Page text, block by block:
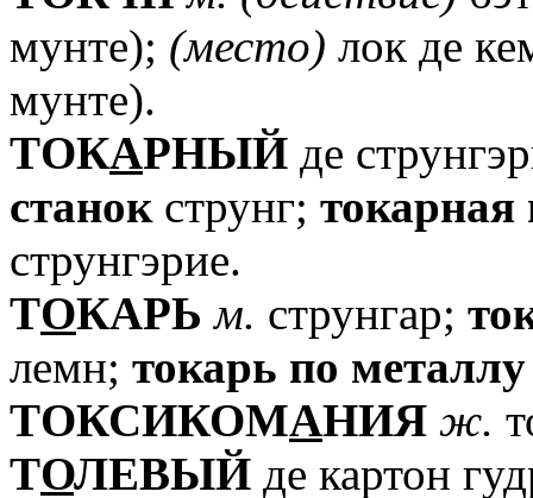
мунте); (место) лок де
мунте).
TОКАРНЫЙ де
станок струнг; токарная
струнгэрие.
TОКАРЬ м. струнгар;
лемн; токарь по металлу
TОКСИКОМАНИЯ ж.
TОЛЕВЫЙ де картон